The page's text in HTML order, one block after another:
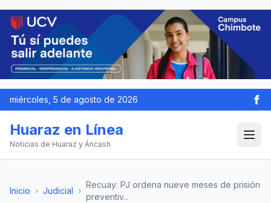
miércoles, 5 de agosto de 2026
Huaraz en Línea
Noticias de Huaraz y Áncash
Inicio › Judicial ›
Recuay: PJ ordena nueve meses de prisión
preventiv...